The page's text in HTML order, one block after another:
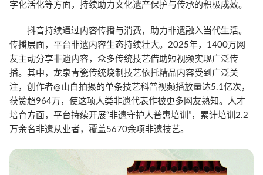
字化活化等方面，持续助力文化遗产保护与传承的积极成效。
抖音持续通过内容传播与消费，助力非遗融入当代生活。
传播层面，平台非遗内容生态持续壮大。2025年，1400万网
友主动分享非遗内容，众多传统技艺借助短视频实现广泛传
播。其中，龙泉青瓷传统烧制技艺依托精品内容受到广泛关
注，创作者@山白拍摄的单条技艺科普视频播放量达5.1亿次，
获赞超964万，使这项人类非遗代表作被更多网友熟知。人才
培育方面，平台持续开展“非遗守护人普惠培训”，累计培训2.2
万余名非遗从业者，覆盖5670余项非遗技艺。